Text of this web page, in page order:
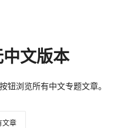
文版本
钮浏览所有中文专题文章。
文章